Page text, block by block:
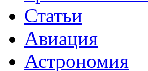
Статьи
Авиация
Астрономия